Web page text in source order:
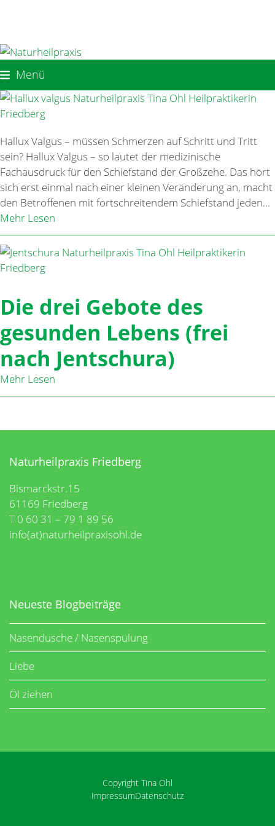
Menü
Hallux Valgus – müssen Schmerzen auf Schritt und Tritt
sein? Hallux Valgus – so lautet der medizinische
Fachausdruck für den Schiefstand der Großzehe. Das hört
sich erst einmal nach einer kleinen Veränderung an, macht
den Betroffenen mit fortschreitendem Schiefstand jeden…
Mehr Lesen
Die drei Gebote des
gesunden Lebens (frei
nach Jentschura)
Mehr Lesen
Naturheilpraxis Friedberg
Bismarckstr.15
61169 Friedberg
T 0 60 31 – 79 1 89 56
info(at)naturheilpraxisohl.de
Neueste Blogbeiträge
Nasendusche / Nasenspülung
Liebe
Öl ziehen
Copyright Tina Ohl
ImpressumDatenschutz